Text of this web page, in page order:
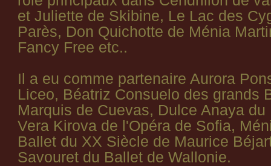
et Juliette de Skibine, Le Lac des
Parès, Don Quichotte de Ménia
Fancy Free etc..
Il a eu comme partenaire Aurora
Liceo, Béatriz Consuelo des grands
Marquis de Cuevas, Dulce Anaya
Vera Kirova de l'Opéra de Sofia,
Ballet du XX Siècle de Maurice
Savouret du Ballet de Wallonie.